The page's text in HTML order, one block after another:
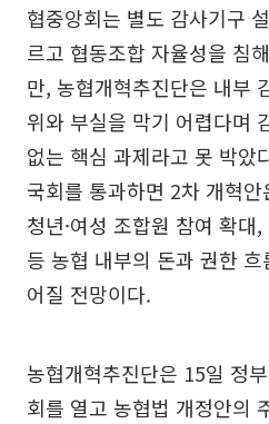
협중앙회는 별도 감사기구
르고 협동조합 자율성을 침
만, 농협개혁추진단은 내부
위와 부실을 막기 어렵다며
없는 핵심 과제라고 못 박았
국회를 통과하면 2차 개혁
청년·여성 조합원 참여 확대
등 농협 내부의 돈과 권한
어질 전망이다.
농협개혁추진단은 15일 정
회를 열고 농협법 개정안의